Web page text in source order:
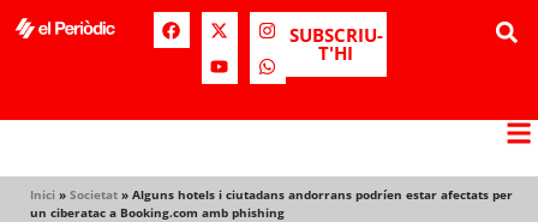
SUBSCRIU-
T'HI
Inici » Societat » Alguns hotels i ciutadans andorrans podríen estar afectats per
un ciberatac a Booking.com amb phishing